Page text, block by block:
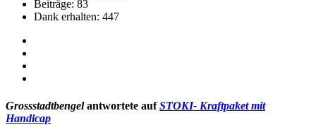
Beiträge: 83
Dank erhalten: 447
Grossstadtbengelantwortete aufSTOKI- Kraftpaket mit
Handicap